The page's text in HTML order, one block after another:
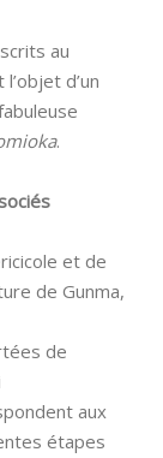
au
d’un
.
et de
de Gunma,
de
aux
étapes